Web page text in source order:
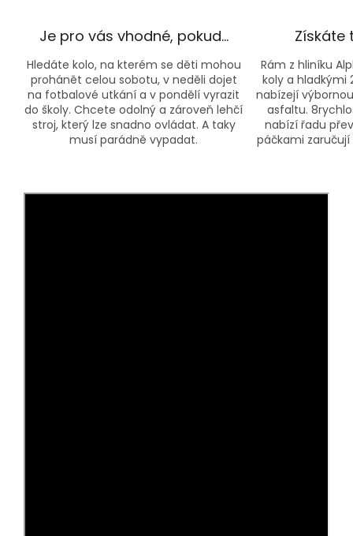
Je pro vás vhodné, pokud… Získáte
Hledáte kolo, na kterém se děti mohou
prohánět celou sobotu, v neděli dojet
na fotbalové utkání a v pondělí vyrazit
do školy. Chcete odolný a zároveň lehčí
stroj, který lze snadno ovládat. A taky
musí parádně vypadat.
Rám z hliníku
koly a hladkými
nabízejí
asfaltu.
nabízí řadu
páčkami zaručují